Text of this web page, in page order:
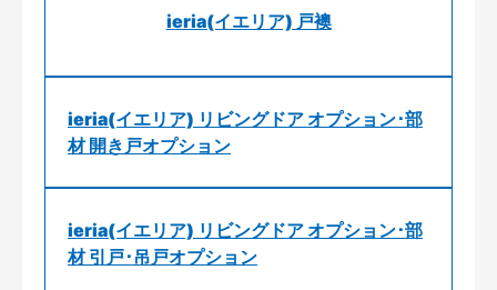
ieria(イエリア) 戸襖
ieria(イエリア) リビングドア オプション･部
材 開き戸オプション
ieria(イエリア) リビングドア オプション･部
材 引戸･吊戸オプション